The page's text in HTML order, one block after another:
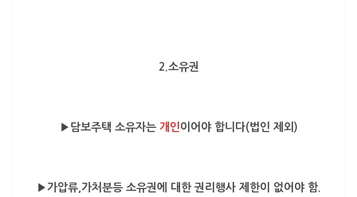
2.소유권
▶담보주택 소유자는개인이어야 합니다(법인 제외)
▶가압류,가처분등 소유권에 대한 권리행사 제한이 없어야 함.